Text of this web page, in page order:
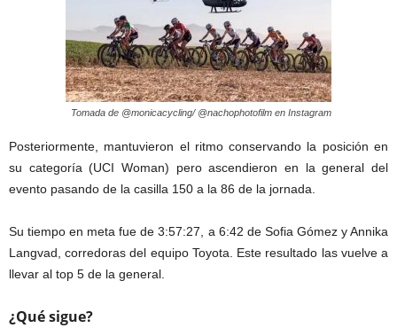
Tomada de @monicacycling/ @nachophotofilm en Instagram
Posteriormente, mantuvieron el ritmo conservando la posición en
su categoría (UCI Woman) pero ascendieron en la general del
evento pasando de la casilla 150 a la 86 de la jornada.
Su tiempo en meta fue de 3:57:27, a 6:42 de Sofia Gómez y Annika
Langvad, corredoras del equipo Toyota. Este resultado las vuelve a
llevar al top 5 de la general.
¿Qué sigue?